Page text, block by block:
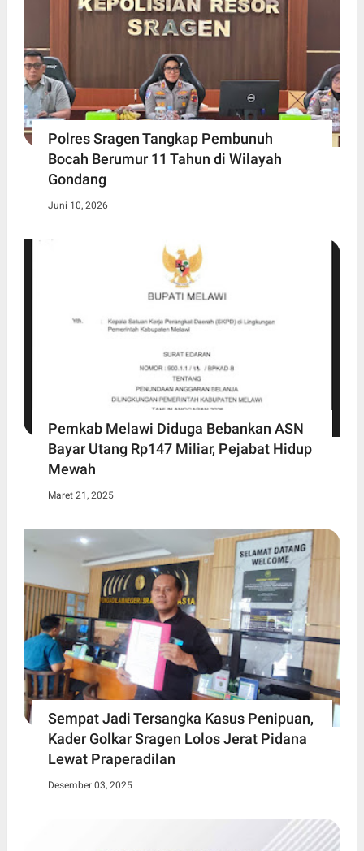
Polres Sragen Tangkap Pembunuh
Bocah Berumur 11 Tahun di Wilayah
Gondang
Juni 10, 2026
Pemkab Melawi Diduga Bebankan ASN
Bayar Utang Rp147 Miliar, Pejabat Hidup
Mewah
Maret 21, 2025
Sempat Jadi Tersangka Kasus Penipuan,
Kader Golkar Sragen Lolos Jerat Pidana
Lewat Praperadilan
Desember 03, 2025